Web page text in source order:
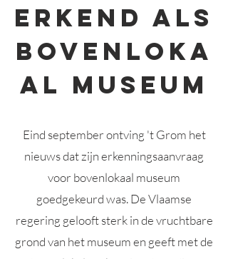
erkend als
bovenloka
al museum
Eind september ontving 't Grom het
nieuws dat zijn erkenningsaanvraag
voor bovenlokaal museum
goedgekeurd was. De Vlaamse
regering gelooft sterk in de vruchtbare
grond van het museum en geeft met de